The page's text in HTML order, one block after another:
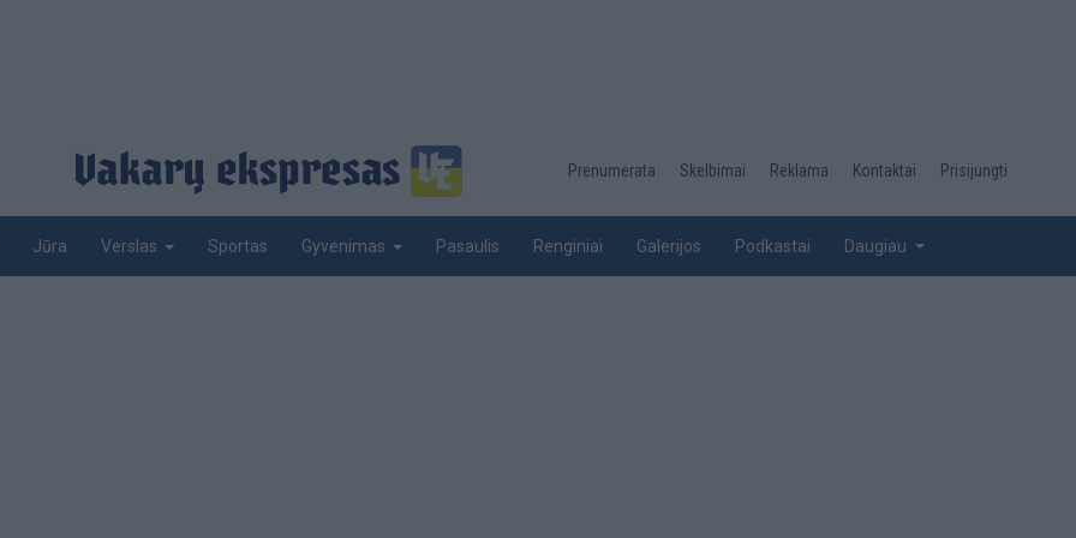
Desktop
top
Prenumerata Skelbimai Reklama Kontaktai Prisijungti
Jūra Verslas Sportas Gyvenimas Pasaulis Renginiai Galerijos Podkastai Daugiau